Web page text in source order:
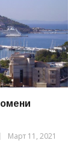
Март 11, 2021